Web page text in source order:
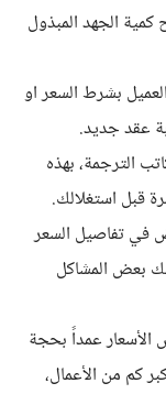
الجهد المبذول
بشرط السعر او
عقد جديد.
الترجمة، بهذه
قبل استغلالك.
في تفاصيل السعر
بعض المشاكل
الأسعار عمداً بحجة
كم من الأعمال،